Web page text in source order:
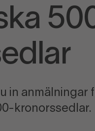
in anmälningar
kronorssedlar.